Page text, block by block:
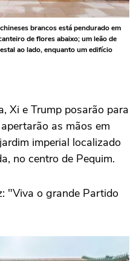
brancos está pendurado em
de flores abaixo; um leão de
ao lado, enquanto um edifício
Xi e Trump posarão para
as mãos em
imperial localizado
no centro de Pequim.
"Viva o grande Partido